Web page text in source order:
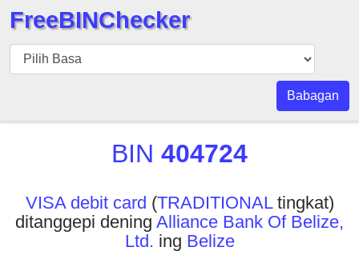
BIN
pers
API
BIN
FreeBINChecker
Babagan
BIN 404724
VISA debit card (TRADITIONALtingkat)
ditanggepi dening Alliance Bank Of Belize,
Ltd. ing Belize